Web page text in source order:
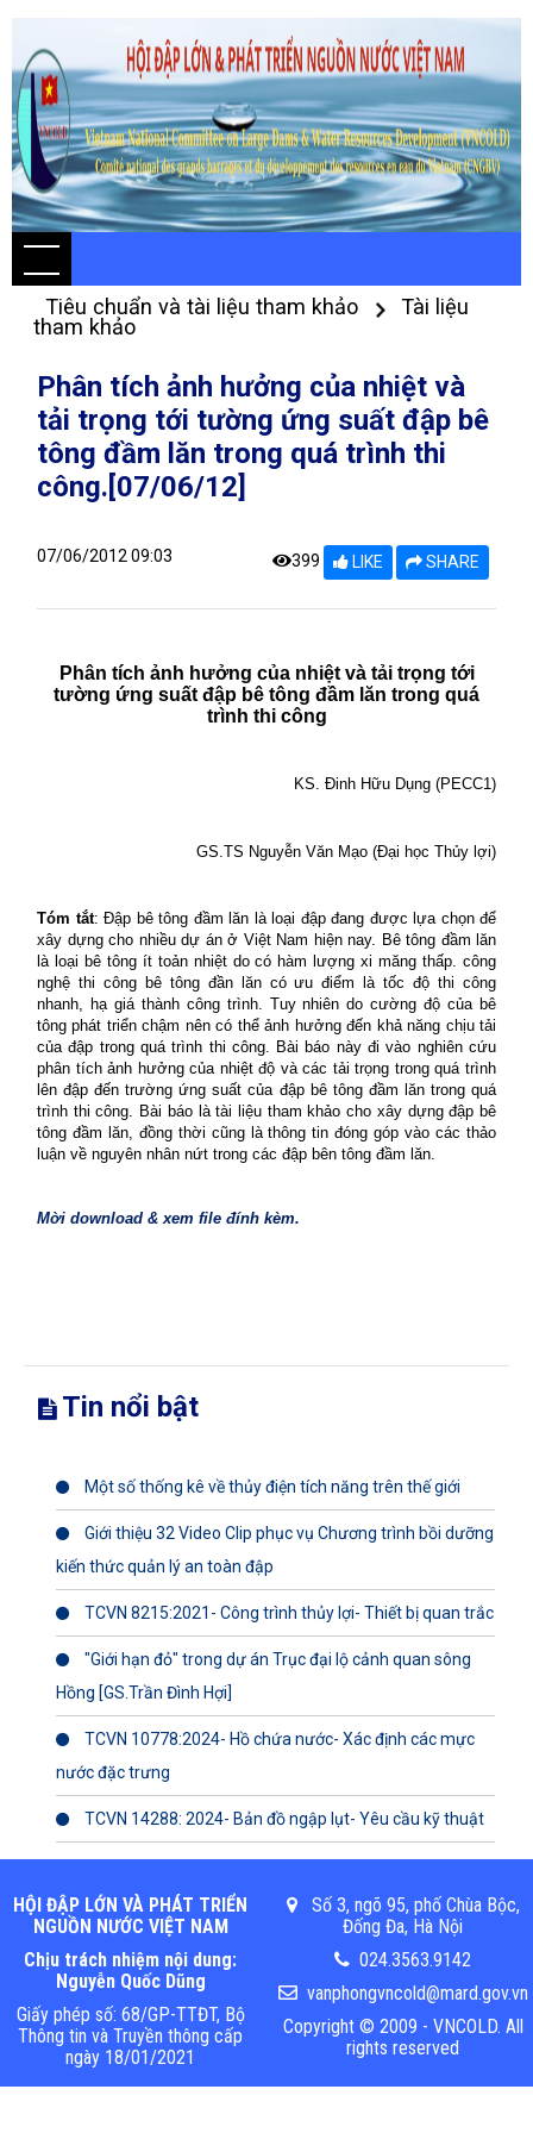
Tiêu chuẩn và tài liệu tham khảo
Tài liệu
tham khảo
Phân tích ảnh hưởng của nhiệt và
tải trọng tới tường ứng suất đập bê
tông đầm lăn trong quá trình thi
công.[07/06/12]
07/06/2012 09:03 399 LIKE SHARE
Phân tích ảnh hưởng của nhiệt và tải trọng tới
tường ứng suất đập bê tông đầm lăn trong quá
trình thi công
KS. Đinh Hữu Dụng (PECC1)
GS.TS Nguyễn Văn Mạo (Đại học Thủy lợi)
Tóm tắt: Đập bê tông đầm lăn là loại đập đang được lựa chọn để
xây dựng cho nhiều dự án ở Việt Nam hiện nay. Bê tông đầm lăn
là loại bê tông ít toản nhiệt do có hàm lượng xi măng thấp. công
nghệ thi công bê tông đần lăn có ưu điểm là tốc độ thi công
nhanh, hạ giá thành công trình. Tuy nhiên do cường độ của bê
tông phát triển chậm nên có thể ảnh hưởng đến khả năng chịu tải
của đập trong quá trình thi công. Bài báo này đi vào nghiên cứu
phân tích ảnh hưởng của nhiệt độ và các tải trọng trong quá trình
lên đập đến trường ứng suất của đập bê tông đầm lăn trong quá
trình thi công. Bài báo là tài liệu tham khảo cho xây dựng đập bê
tông đầm lăn, đồng thời cũng là thông tin đóng góp vào các thảo
luận về nguyên nhân nứt trong các đập bên tông đầm lăn.
Mời download & xem file đính kèm.
Tin nổi bật
Một số thống kê về thủy điện tích năng trên thế giới
Giới thiệu 32 Video Clip phục vụ Chương trình bồi dưỡng
kiến thức quản lý an toàn đập
TCVN 8215:2021- Công trình thủy lợi- Thiết bị quan trắc
"Giới hạn đỏ" trong dự án Trục đại lộ cảnh quan sông
Hồng [GS.Trần Đình Hợi]
TCVN 10778:2024- Hồ chứa nước- Xác định các mực
nước đặc trưng
TCVN 14288: 2024- Bản đồ ngập lụt- Yêu cầu kỹ thuật
HỘI ĐẬP LỚN VÀ PHÁT TRIỂN
NGUỒN NƯỚC VIỆT NAM
Chịu trách nhiệm nội dung:
Nguyễn Quốc Dũng
Giấy phép số: 68/GP-TTĐT, Bộ
Thông tin và Truyền thông cấp
ngày 18/01/2021
Số 3, ngõ 95, phố Chùa Bộc,
Đống Đa, Hà Nội
024.3563.9142
vanphongvncold@mard.gov.vn
Copyright © 2009 - VNCOLD. All
rights reserved